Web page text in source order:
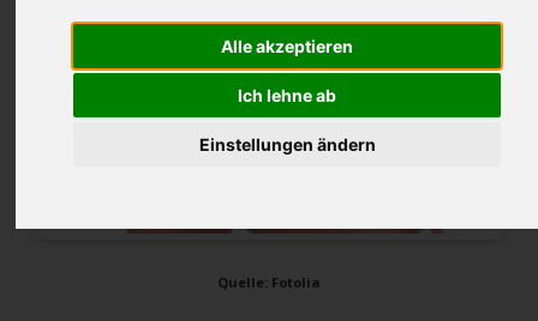
Alle akzeptieren
Ich lehne ab
Einstellungen ändern
Quelle: Fotolia